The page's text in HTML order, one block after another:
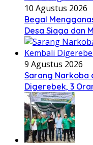
10 Agustus 2026
Begal
Desa Siaga dan
9 Agustus 2026
Sarang Narkoba
Digerebek, 3